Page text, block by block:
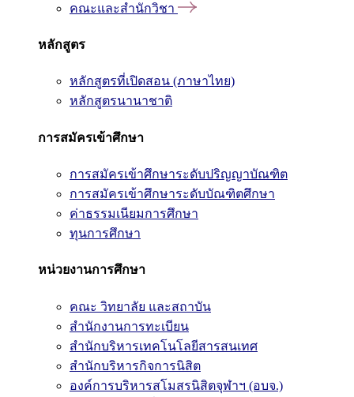
คณะและสำนักวิชา
หลักสูตร
หลักสูตรที่เปิดสอน (ภาษาไทย)
หลักสูตรนานาชาติ
การสมัครเข้าศึกษา
การสมัครเข้าศึกษาระดับปริญญาบัณฑิต
การสมัครเข้าศึกษาระดับบัณฑิตศึกษา
ค่าธรรมเนียมการศึกษา
ทุนการศึกษา
หน่วยงานการศึกษา
คณะ วิทยาลัย และสถาบัน
สำนักงานการทะเบียน
สำนักบริหารเทคโนโลยีสารสนเทศ
สำนักบริหารกิจการนิสิต
องค์การบริหารสโมสรนิสิตจุฬาฯ (อบจ.)